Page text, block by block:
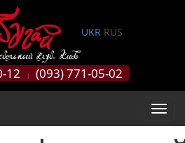
UKR RUS
12 | (093) 771-05-02